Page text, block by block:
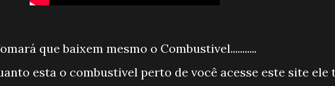
Tomará que baixem mesmo o Combustivel...........